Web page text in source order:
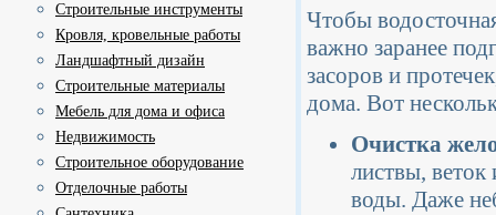
Строительные инструменты
Кровля, кровельные работы
Ландшафтный дизайн
Строительные материалы
Мебель для дома и офиса
Недвижимость
Строительное оборудование
Отделочные работы
Чтобы
важно заранее
засоров и
дома. Вот
Очистка
листвы, веток
воды. Даже